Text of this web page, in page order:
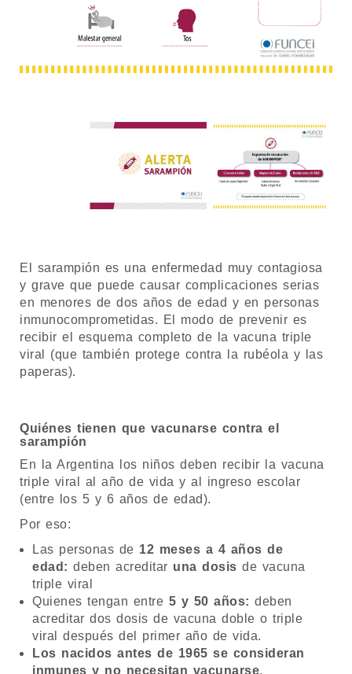
El sarampión es una enfermedad muy contagiosa
y grave que puede causar complicaciones serias
en menores de dos años de edad y en personas
inmunocomprometidas. El modo de prevenir es
recibir el esquema completo de la vacuna triple
viral (que también protege contra la rubéola y las
paperas).
Quiénes tienen que vacunarse contra el
sarampión
En la Argentina los niños deben recibir la vacuna
triple viral al año de vida y al ingreso escolar
(entre los 5 y 6 años de edad).
Por eso:
Las personas de 12 meses a 4 años de
edad: deben acreditar una dosis de vacuna
triple viral
Quienes tengan entre 5 y 50 años: deben
acreditar dos dosis de vacuna doble o triple
viral después del primer año de vida.
Los nacidos antes de 1965 se consideran
inmunes y no necesitan vacunarse.